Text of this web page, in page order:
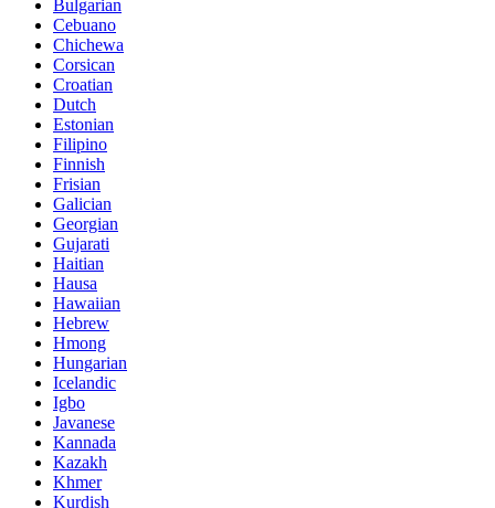
Bulgarian
Cebuano
Chichewa
Corsican
Croatian
Dutch
Estonian
Filipino
Finnish
Frisian
Galician
Georgian
Gujarati
Haitian
Hausa
Hawaiian
Hebrew
Hmong
Hungarian
Icelandic
Igbo
Javanese
Kannada
Kazakh
Khmer
Kurdish